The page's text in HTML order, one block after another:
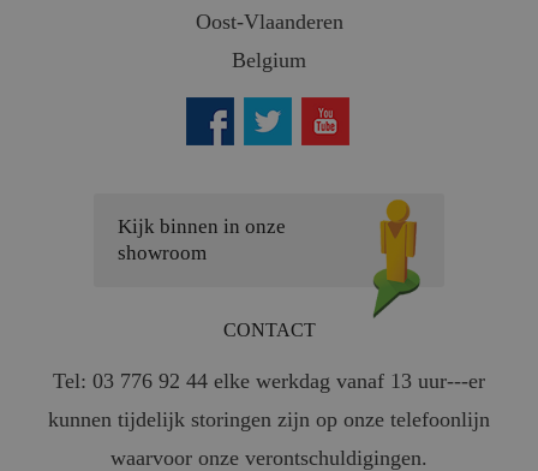
Oost-Vlaanderen
Belgium
Kijk binnen in onze
showroom
CONTACT
Tel: 03 776 92 44 elke werkdag vanaf 13 uur---er
kunnen tijdelijk storingen zijn op onze telefoonlijn
waarvoor onze verontschuldigingen.